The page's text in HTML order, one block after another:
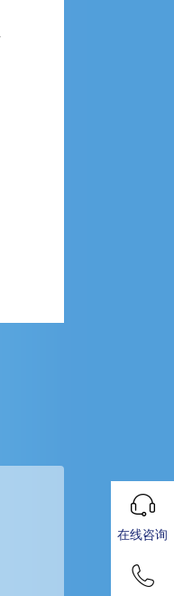
在线咨询